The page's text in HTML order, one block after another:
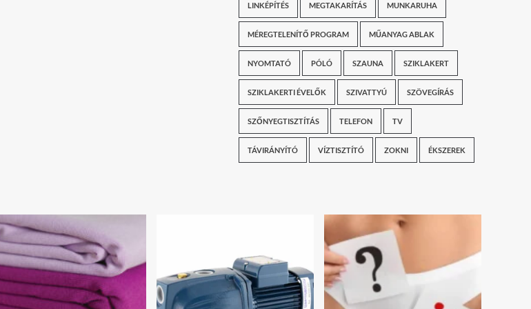
LINKÉPÍTÉS MEGTAKARÍTÁS MUNKARUHA
MÉREGTELENÍTŐ PROGRAM MŰANYAG ABLAK
NYOMTATÓ PÓLÓ SZAUNA SZIKLAKERT
SZIKLAKERTI ÉVELŐK SZIVATTYÚ SZÖVEGÍRÁS
SZŐNYEGTISZTÍTÁS TELEFON TV
TÁVIRÁNYÍTÓ VÍZTISZTÍTÓ ZOKNI ÉKSZEREK